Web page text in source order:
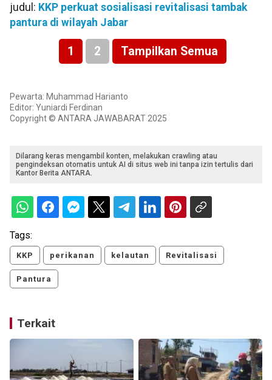
judul: KKP perkuat sosialisasi revitalisasi tambak
pantura di wilayah Jabar
1 2 Tampilkan Semua
Pewarta: Muhammad Harianto
Editor: Yuniardi Ferdinan
Copyright © ANTARA JAWABARAT 2025
Dilarang keras mengambil konten, melakukan crawling atau
pengindeksan otomatis untuk AI di situs web ini tanpa izin tertulis dari
Kantor Berita ANTARA.
Tags:
KKP perikanan kelautan Revitalisasi
Pantura
Terkait